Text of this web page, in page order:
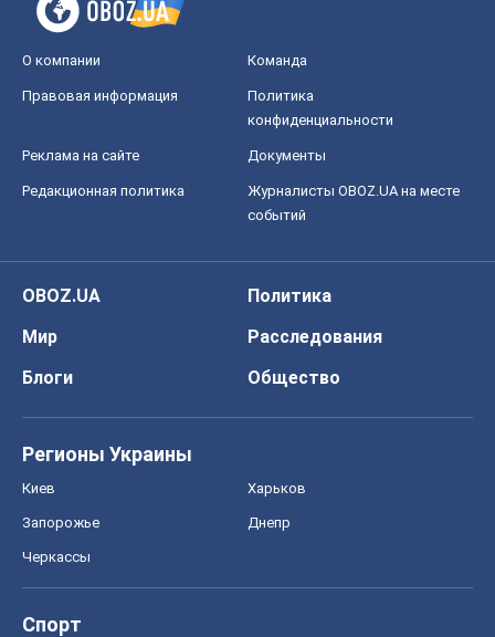
О компании Команда
Правовая информация
Политика
конфиденциальности
Реклама на сайте Документы
Редакционная политика
Журналисты OBOZ.UA на месте
событий
OBOZ.UA
Политика
Мир
Расследования
Блоги
Общество
Регионы Украины
Киев Харьков
Запорожье Днепр
Черкассы
Спорт